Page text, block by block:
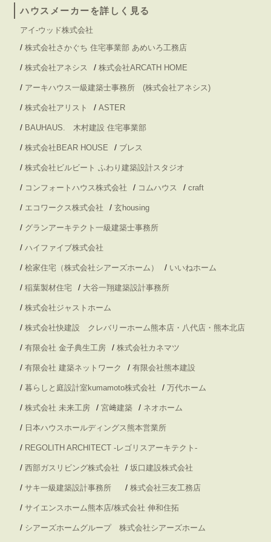
ハウスメーカーを詳しく見る
アイ-ウッド株式会社
/ 株式会社さかぐち 住宅事業部 あめいろ工務店
/ 株式会社アネシス / 株式会社ARCATH HOME
/ アーキハウス一級建築士事務所 (株式会社アネシス)
/ 株式会社アリスト / ASTER
/ BAUHAUS. 木村建設 住宅事業部
/ 株式会社BEAR HOUSE / ブレス
/ 株式会社ビルビート ふわり建築設計スタジオ
/ コンフォートハウス株式会社 / コムハウス / craft
/ エコワークス株式会社 / 玄housing
/ グランアーキテクト一級建築士事務所
/ ハイファイブ株式会社
/ 桧家住宅（株式会社シアーズホーム） / いいねホーム
/ 稲葉製材住宅 / 大谷一翔建築設計事務所
/ 株式会社ジャストホーム
/ 株式会社快建設 クレバリーホーム熊本店・八代店・熊本北店
/ 有限会社 金子典生工房 / 株式会社カネマツ
/ 有限会社 建築ネットワーク / 有限会社熊本建設
/ 暮らしと庭設計室kumamoto株式会社 / 万代ホーム
/ 株式会社 未来工房 / 宮﨑建築 / ネオホーム
/ 日本ハウスホールディングス熊本営業所
/ REGOLITH ARCHITECT -レゴリスアーキテクト-
/ 西部ガスリビング株式会社 / 坂口建設株式会社
/ サキ一級建築設計事務所 / 株式会社三友工務店
/ サイエンスホーム熊本店/株式会社 伸和住拓
/ シアーズホームグループ 株式会社シアーズホーム